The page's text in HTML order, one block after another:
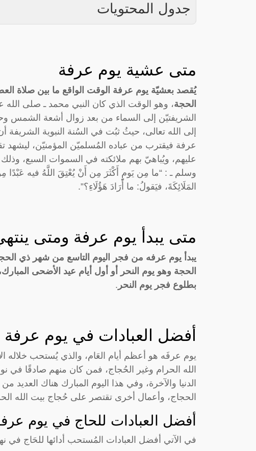
جدول المحتويات
متى عشية يوم عرفة
يُقصد بعشيّة يوم عرفة الوقت الواقع ما بين
الحجة، وهو الوقت الذي كان النبي محمد ـ صلى الله
الشريفتيّن إلى السماء من بعد زوال أشعة الشمس
إلى الله تعالى، حيثُ ثبُت في السُنة النبوية الشريفة
عرفة فيقترب من عباده المُسلميّن المؤمنيّن، ليشهد
عليهم، ويُباهيّ بهم ملائكته في السموات السبع،
وسلم ـ : “ما مِن يَومٍ أَكْثَرَ مِن أَنْ يُعْتِقَ اللَّهُ فيه عَبْدًا
المَلَائِكَةَ، فيَقولُ: ما أَرَادَ هَؤُلَاءِ؟”.
متى يبدأ يوم عرفة ومتى
يبدأ يوم عرفه من فجر اليوم التاسع من شهر ذي
الحجة وهو يوم النحر أو أول أيام عيد الأضحى
بطلوع فجر يوم النحر .
أفضل العبادات في يوم عرفة
يوم عرفَه هو أعظم أيام العَام، والذي يُستحب خلاله
الله الحرام وغير الحُجاج، فمن كان منهم صادقًا في
الدنيا والآخرة، وفي هذا اليوم المبارك هناك العديد
الحجاج، وأعمال أخرى تقتصر على حُجاج بيت الله
أفضل العبادات للحاج في يوم
في الآتي أفضل العبادات المُستحب أدائها للحَاج في